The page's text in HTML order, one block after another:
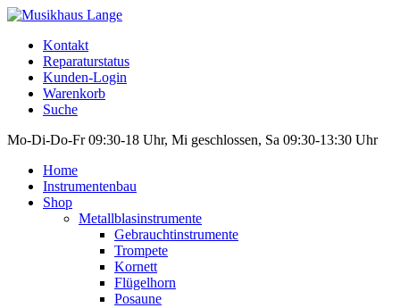
Kontakt
Reparaturstatus
Kunden-Login
Warenkorb
Suche
Mo-Di-Do-Fr 09:30-18 Uhr, Mi geschlossen, Sa 09:30-13:30 Uhr
Home
Instrumentenbau
Shop
Metallblasinstrumente
Gebrauchtinstrumente
Trompete
Kornett
Flügelhorn
Posaune